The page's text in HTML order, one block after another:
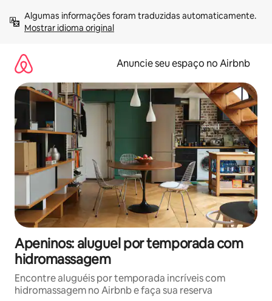
para
Mostrar idioma original
Anuncie seu espaço no Airbnb
Apeninos: aluguel por temporada com
hidromassagem
Encontre aluguéis por temporada incríveis com
hidromassagem no Airbnb e faça sua reserva